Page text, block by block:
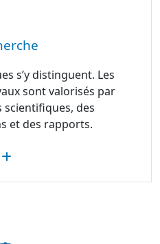
s’y distinguent. Les
sont valorisés par
des
et des rapports.